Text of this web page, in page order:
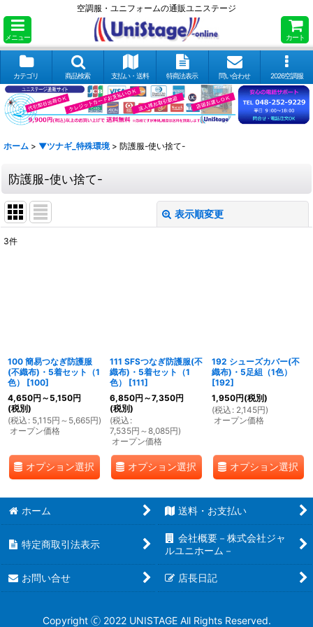
空調服・ユニフォームの通販ユニステージ
メニュー カート
カテゴリ 商品検索 支払い・送料 特商法表示 問い合わせ 2026空調服
ホーム > ▼ツナギ_特殊環境 > 防護服-使い捨て-
防護服-使い捨て-
表示順変更
3件
100 簡易つなぎ防護服
(不織布)・5着セット（1
色）
[100]
4,650円 ～5,150円
(税別)
(税込 : 5,115円 ～5,665円)
オープン価格
オプション選択
111 SFSつなぎ防護服(不
織布)・5着セット（1
色）
[111]
6,850円 ～7,350円
(税別)
(税込 :
7,535円 ～8,085円)
オープン価格
オプション選択
192 シューズカバー(不
織布)・5足組（1色）
[192]
1,950円(税別)
(税込 : 2,145円)
オープン価格
オプション選択
ホーム 送料・お支払い
特定商取引法表示
会社概要－株式会社ジャ
ルユニホーム－
お問い合せ 店長日記
Copyright 🄫 2022 UNISTAGE All Rights Reserved.